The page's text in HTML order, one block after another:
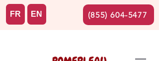
FR EN (855) 604-5477